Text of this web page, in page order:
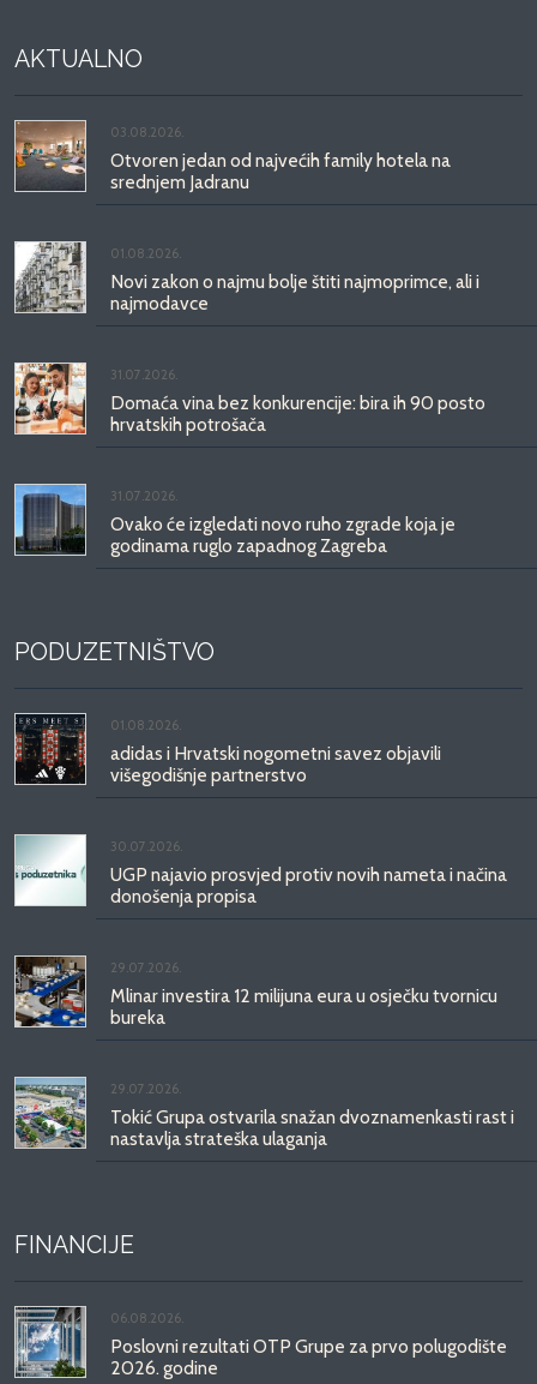
AKTUALNO
03.08.2026.
Otvoren jedan od najvećih family hotela na
srednjem Jadranu
01.08.2026.
Novi zakon o najmu bolje štiti najmoprimce, ali i
najmodavce
31.07.2026.
Domaća vina bez konkurencije: bira ih 90 posto
hrvatskih potrošača
31.07.2026.
Ovako će izgledati novo ruho zgrade koja je
godinama ruglo zapadnog Zagreba
PODUZETNIŠTVO
01.08.2026.
adidas i Hrvatski nogometni savez objavili
višegodišnje partnerstvo
30.07.2026.
UGP najavio prosvjed protiv novih nameta i načina
donošenja propisa
29.07.2026.
Mlinar investira 12 milijuna eura u osječku tvornicu
bureka
29.07.2026.
Tokić Grupa ostvarila snažan dvoznamenkasti rast i
nastavlja strateška ulaganja
FINANCIJE
06.08.2026.
Poslovni rezultati OTP Grupe za prvo polugodište
2026. godine